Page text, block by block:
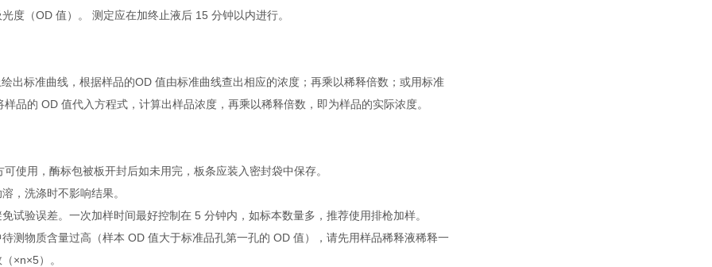
度（OD 值）。 测定应在加终止液后 15 分钟以内进行。
出标准曲线，根据样品的OD 值由标准曲线查出相应的浓度；再乘以稀释倍数；或用标准
品的 OD 值代入方程式，计算出样品浓度，再乘以稀释倍数，即为样品的实际浓度。
使用，酶标包被板开封后如未用完，板条应装入密封袋中保存。
，洗涤时不影响结果。
试验误差。一次加样时间最好控制在 5 分钟内，如标本数量多，推荐使用排枪加样。
测物质含量过高（样本 OD 值大于标准品孔第一孔的 OD 值），请先用样品稀释液稀释一
×n×5）。